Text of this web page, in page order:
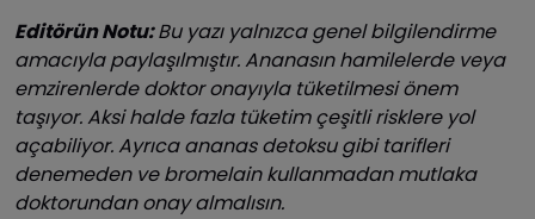
Editörün Notu:Bu yazı yalnızca genel bilgilendirme
amacıyla paylaşılmıştır. Ananasın hamilelerde veya
emzirenlerde doktor onayıyla tüketilmesi önem
taşıyor. Aksi halde fazla tüketim çeşitli risklere yol
açabiliyor. Ayrıca ananas detoksu gibi tarifleri
denemeden ve bromelain kullanmadan mutlaka
doktorundan onay almalısın.